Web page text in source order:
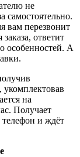
не
самостоятельно.
вам перезвонит
ответит
особенностей. А
укомплектовав
на
Получает
и ждёт